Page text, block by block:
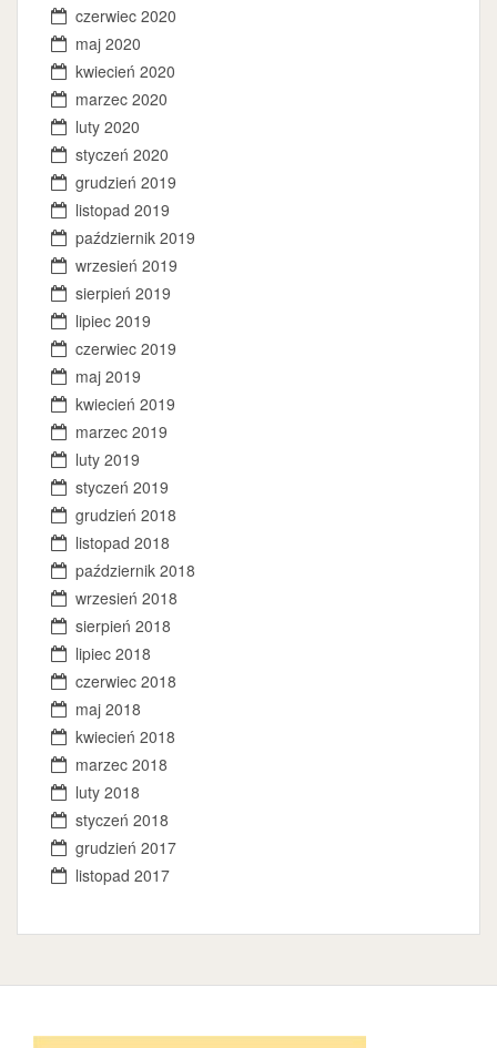
czerwiec 2020
maj 2020
kwiecień 2020
marzec 2020
luty 2020
styczeń 2020
grudzień 2019
listopad 2019
październik 2019
wrzesień 2019
sierpień 2019
lipiec 2019
czerwiec 2019
maj 2019
kwiecień 2019
marzec 2019
luty 2019
styczeń 2019
grudzień 2018
listopad 2018
październik 2018
wrzesień 2018
sierpień 2018
lipiec 2018
czerwiec 2018
maj 2018
kwiecień 2018
marzec 2018
luty 2018
styczeń 2018
grudzień 2017
listopad 2017